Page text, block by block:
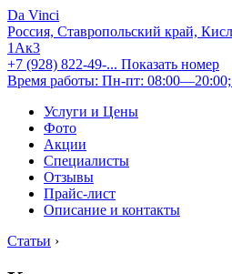
Da Vinci
Россия, Ставропольский край,
1Ак3
+7 (928) 822-49-... Показать номер
Время работы: Пн-пт:
Услуги и Цены
Фото
Акции
Специалисты
Отзывы
Прайс-лист
Описание и контакты
Статьи ›